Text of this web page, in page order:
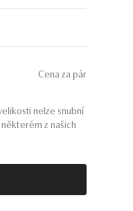
Cena za pár
nelze snubní
z našich